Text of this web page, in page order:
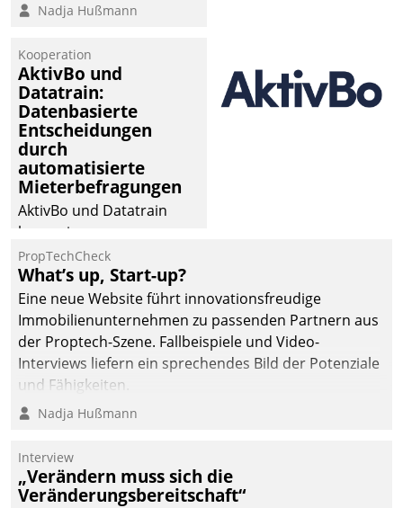
digitalen Cockpit, das
passende Fragen und
Schlagworte auswirft.
Eine intuitive
Dialogführung ermöglicht
dem externen
Serviceteam, Anrufe von
Mietenden zügiger und
effizienter zu bearbeiten.
Nadja Hußmann
Kooperation
AktivBo und
Datatrain:
Datenbasierte
Entscheidungen
durch
automatisierte
Mieterbefragungen
AktivBo und Datatrain
kooperieren –
Immobilienunternehmen
profitieren: Die nahtlose
Integration der Lösungen
von AktivBo und
Datatrain ermöglicht
automatisiert ausgelöste,
zielgerichtete
Mieterbefragungen – eine
starke Grundlage für
intelligente,
datengestützte
Entscheidungen.
PropTechCheck
What’s up, Start-up?
Eine neue Website führt innovationsfreudige
Immobilienunternehmen zu passenden Partnern aus
der Proptech-Szene. Fallbeispiele und Video-
Interviews liefern ein sprechendes Bild der Potenziale
und Fähigkeiten.
Nadja Hußmann
Interview
„Verändern muss sich die
Veränderungsbereitschaft“